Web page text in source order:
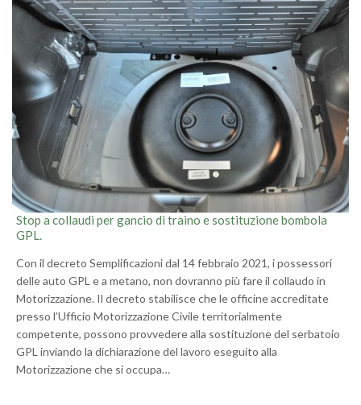
Stop a collaudi per gancio di traino e sostituzione bombola
GPL.
Con il decreto Semplificazioni dal 14 febbraio 2021, i possessori
delle auto GPL e a metano, non dovranno più fare il collaudo in
Motorizzazione. Il decreto stabilisce che le officine accreditate
presso l’Ufficio Motorizzazione Civile territorialmente
competente, possono provvedere alla sostituzione del serbatoio
GPL inviando la dichiarazione del lavoro eseguito alla
Motorizzazione che si occupa…